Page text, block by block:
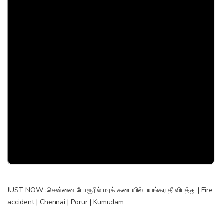
JUST NOW :சென்னை போரூரில் மரக் கடையில் பயங்கர தீ விபத்து | Fire
accident | Chennai | Porur | Kumudam